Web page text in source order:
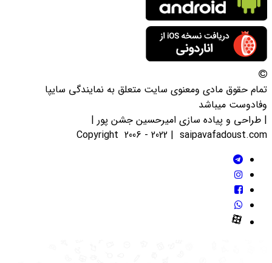
تمام حقوق مادی ومعنوی سایت متعلق به نمایندگی سایپا
وفادوست میباشد
| طراحی و پیاده سازی امیرحسین جشن پور |
Copyright 2006 - 2022 | saipavafadoust.com